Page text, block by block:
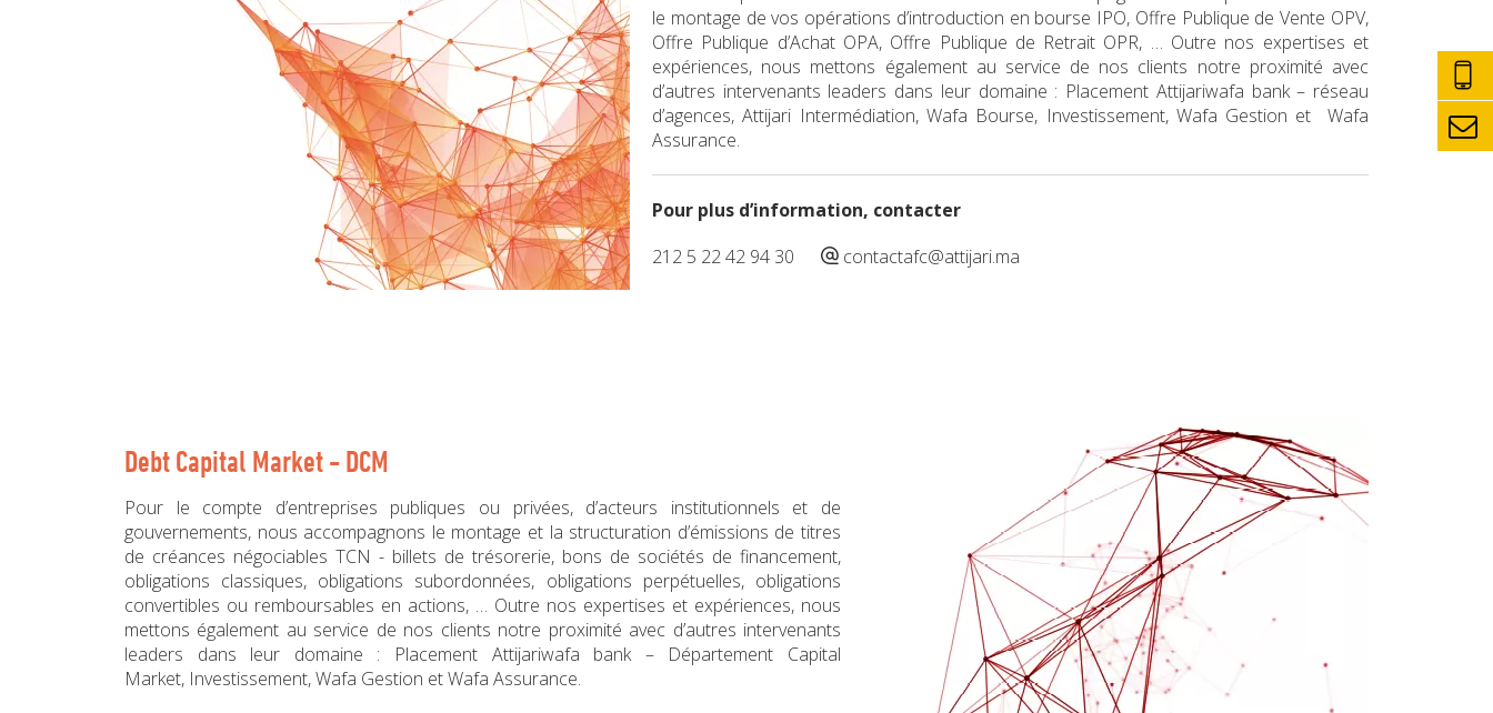
le montage de vos opérations d’introduction en bourse IPO, Offre Publique de Vente OPV,
Offre Publique d’Achat OPA, Offre Publique de Retrait OPR, … Outre nos expertises et
expériences, nous mettons également au service de nos clients notre proximité avec
d’autres intervenants leaders dans leur domaine : Placement Attijariwafa bank – réseau
d’agences, Attijari Intermédiation, Wafa Bourse, Investissement, Wafa Gestion et Wafa
Assurance.
Pour plus d’information, contacter
212 5 22 42 94 30
contactafc@attijari.ma
Debt Capital Market - DCM
Pour le compte d’entreprises publiques ou privées, d’acteurs institutionnels et de
gouvernements, nous accompagnons le montage et la structuration d’émissions de titres
de créances négociables TCN - billets de trésorerie, bons de sociétés de financement,
obligations classiques, obligations subordonnées, obligations perpétuelles, obligations
convertibles ou remboursables en actions, … Outre nos expertises et expériences, nous
mettons également au service de nos clients notre proximité avec d’autres intervenants
leaders dans leur domaine : Placement Attijariwafa bank – Département Capital
Market, Investissement, Wafa Gestion et Wafa Assurance.